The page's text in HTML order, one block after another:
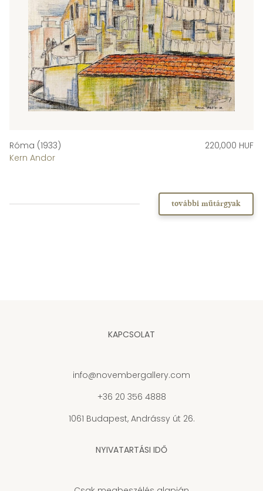
Róma (1933)
Kern Andor
220,000 HUF
további műtárgyak
KAPCSOLAT
info@novembergallery.com
+36 20 356 4888
1061 Budapest, Andrássy út 26.
NYIVATARTÁSI IDŐ